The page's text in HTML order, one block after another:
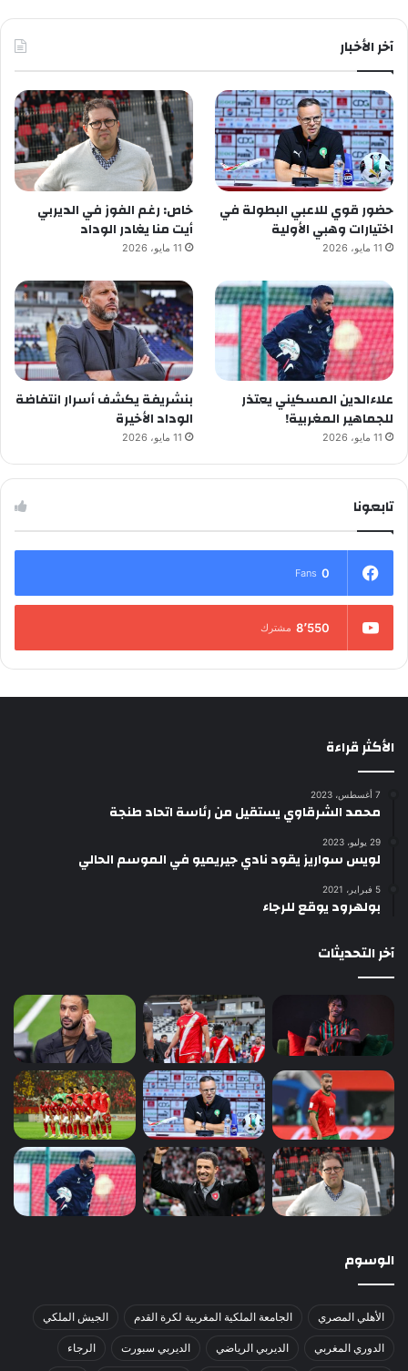
آخر الأخبار
حضور قوي للاعبي البطولة في
اختيارات وهبي الأولية
11 مايو، 2026
خاص: رغم الفوز في الديربي
أيت منا يغادر الوداد
11 مايو، 2026
علاءالدين المسكيني يعتذر
للجماهير المغربية!
11 مايو، 2026
بنشريفة يكشف أسرار انتفاضة
الوداد الأخيرة
11 مايو، 2026
تابعونا
0
Fans
8٬550 مشترك
الأكثر قراءة
7 أغسطس، 2023
محمد الشرقاوي يستقيل من رئاسة اتحاد طنجة
29 يوليو، 2023
لويس سواريز يقود نادي جيريميو في الموسم الحالي
5 فبراير، 2021
بولهرود يوقع للرجاء
آخر التحديثات
الوسوم
الأهلي المصري الجامعة الملكية المغربية لكرة القدم الجيش الملكي
الدوري المغربي الديربي الرياضي الديربي سبورت الرجاء